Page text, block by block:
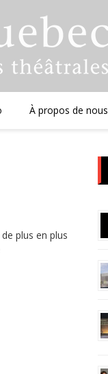
À propos de nous
plus en plus